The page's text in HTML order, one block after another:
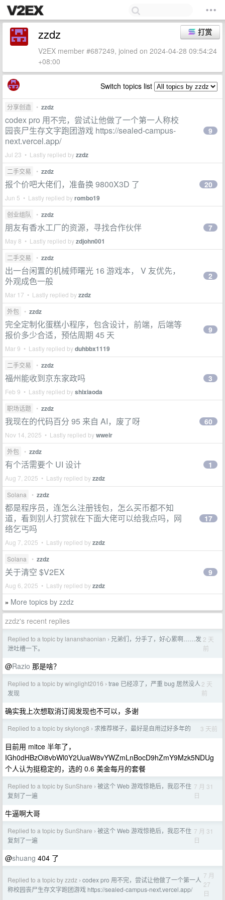
打赏
zzdz
V2EX member #687249, joined on 2024-04-28 09:54:24
+08:00
Switch topics list
分享创造 • zzdz
codex pro 用不完，尝试让他做了一个第一人称校
园丧尸生存文字跑团游戏 https://sealed-campus-
next.vercel.app/
Jul 23 • Lastly replied byzzdz
9
二手交易 • zzdz
报个价吧大佬们，准备换 9800X3D 了
Jun 5 • Lastly replied byrombo19
20
创业组队 • zzdz
朋友有香水工厂的资源，寻找合作伙伴
May 8 • Lastly replied byzdjohn001
7
二手交易 • zzdz
出一台闲置的机械师曙光 16 游戏本， V 友优先，
外观成色一般
Mar 17 • Lastly replied byzzdz
2
外包 • zzdz
完全定制化蛋糕小程序，包含设计，前端，后端等
报价多少合适，预估周期 45 天
Mar 9 • Lastly replied byduhbbx1119
9
二手交易 • zzdz
福州能收到京东家政吗
Feb 9 • Lastly replied byshixiaoda
3
职场话题 • zzdz
我现在的代码百分 95 来自 AI，废了呀
Nov 14, 2025 • Lastly replied bywweir
60
外包 • zzdz
有个活需要个 UI 设计
Aug 7, 2025 • Lastly replied byzzdz
1
Solana • zzdz
都是程序员，连怎么注册钱包，怎么买币都不知
道，看到别人打赏就在下面大佬可以给我点吗，网
络乞丐吗
Aug 7, 2025 • Lastly replied byzzdz
17
Solana • zzdz
关于清空 $V2EX
Aug 6, 2025 • Lastly replied byzzdz
9
» More topics by zzdz
zzdz's recent replies
Replied to a topic by lananshaonian › 兄弟们，分手了，好心累啊……发
泄吐槽一下。
2 天
前
@Razio 那是啥？
Replied to a topic by winglight2016 › trae 已经凉了，严重 bug 居然没人
发现
2 天
前
确实我上次想取消订阅发现也不可以，多谢
Replied to a topic by skylong8 › 求推荐梯子，最好是自用过好多年的 3 天前
目前用 mitce 半年了，
IGh0dHBzOi8vbWl0Y2UuaW8vYWZmLnBocD9hZmY9Mzk5NDUg
个人认为挺稳定的，选的 0.6 美金每月的套餐
Replied to a topic by SunShare › 被这个 Web 游戏惊艳后，我忍不住
复刻了一遍
7 月 31
日
牛逼啊大哥
Replied to a topic by SunShare › 被这个 Web 游戏惊艳后，我忍不住
复刻了一遍
7 月 31
日
@shuang 404 了
Replied to a topic by zzdz › codex pro 用不完，尝试让他做了一个第一人
称校园丧尸生存文字跑团游戏 https://sealed-campus-next.vercel.app/
7 月
27
日